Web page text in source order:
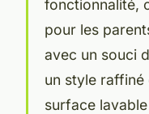
fonctionnalité,
pour les
avec un souci
un style raffiné
surface